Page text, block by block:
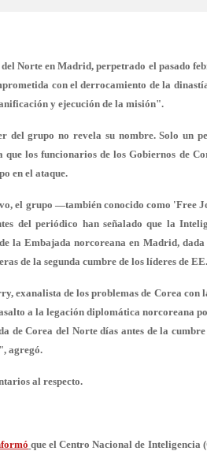
Norte en Madrid, perpetrado el pasado
con el derrocamiento de la
y ejecución de la misión".
del grupo no revela su nombre. Solo un
los funcionarios de los Gobiernos de
en el ataque.
el grupo —también conocido como 'Free
del periódico han señalado que la
la Embajada norcoreana en Madrid,
de la segunda cumbre de los líderes de
exanalista de los problemas de Corea
a la legación diplomática norcoreana
de Corea del Norte días antes de la
agregó.
al respecto.
que el Centro Nacional de Inteligencia